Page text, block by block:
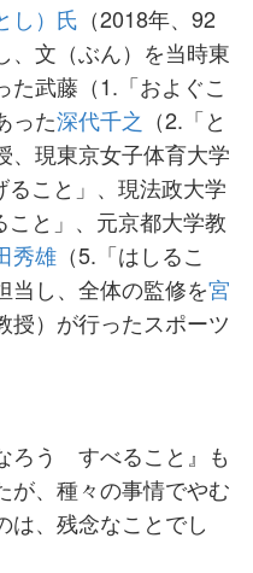
し）氏 （2018年、92
、文（ぶん）を当時東
武藤（1.「およぐこ
った深代千之 （2.「と
、現東京女子体育大学
ること」、現法政大学
こと」、元京都大学教
秀雄 （5.「はしるこ
当し、全体の監修を宮
授）が行ったスポーツ
ろう すべること』も
が、種々の事情でやむ
は、残念なことでし